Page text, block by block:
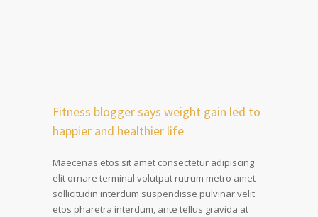
Fitness blogger says weight gain led to
happier and healthier life
Maecenas etos sit amet consectetur adipiscing
elit ornare terminal volutpat rutrum metro amet
sollicitudin interdum suspendisse pulvinar velit
etos pharetra interdum, ante tellus gravida at